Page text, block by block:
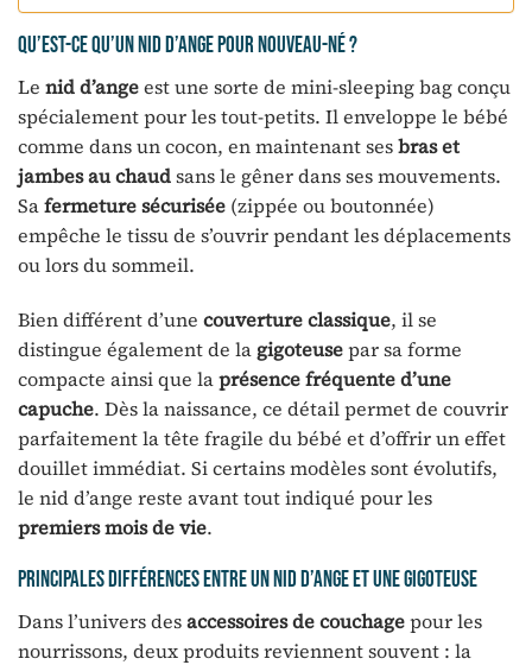
Qu’est-ce qu’un nid d’ange pour nouveau-né ?
Le nid d’angeest une sorte de mini-sleeping bag conçu
spécialement pour les tout-petits. Il enveloppe le bébé
comme dans un cocon, en maintenant sesbras et
jambes au chaudsans le gêner dans ses mouvements.
Safermeture sécurisée (zippée ou boutonnée)
empêche le tissu de s’ouvrir pendant les déplacements
ou lors du sommeil.
Bien différent d’une couverture classique, il se
distingue également de la gigoteusepar sa forme
compacte ainsi que laprésence fréquente d’une
capuche. Dès la naissance, ce détail permet de couvrir
parfaitement la tête fragile du bébé et d’offrir un effet
douillet immédiat. Si certains modèles sont évolutifs,
le nid d’ange reste avant tout indiqué pour les
premiers mois de vie.
Principales différences entre un nid d’ange et une gigoteuse
Dans l’univers desaccessoires de couchagepour les
nourrissons, deux produits reviennent souvent : la